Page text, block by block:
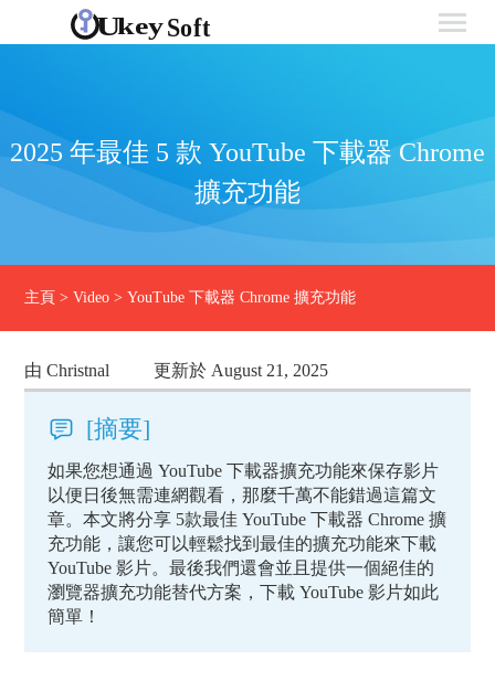
2025 年最佳 5 款 YouTube 下載器 Chrome
擴充功能
主頁 >Video >YouTube 下載器 Chrome 擴充功能
由 Christnal 更新於 August 21, 2025
[摘要]
如果您想通過 YouTube 下載器擴充功能來保存影片
以便日後無需連網觀看，那麼千萬不能錯過這篇文
章。本文將分享 5款最佳 YouTube 下載器 Chrome 擴
充功能，讓您可以輕鬆找到最佳的擴充功能來下載
YouTube 影片。最後我們還會並且提供一個絕佳的
瀏覽器擴充功能替代方案，下載 YouTube 影片如此
簡單！